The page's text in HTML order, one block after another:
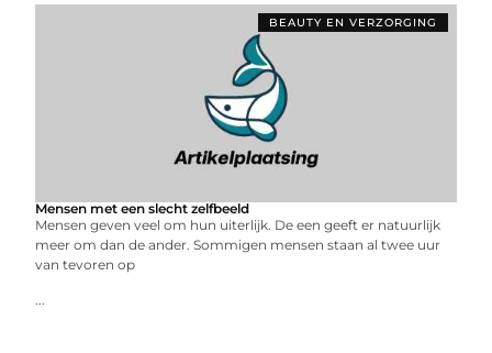
BEAUTY EN VERZORGING
Mensen met een slecht zelfbeeld
Mensen geven veel om hun uiterlijk. De een geeft er natuurlijk
meer om dan de ander. Sommigen mensen staan al twee uur
van tevoren op
...